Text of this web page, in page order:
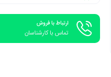
ارتباط با فروش
تماس با کارشناسان